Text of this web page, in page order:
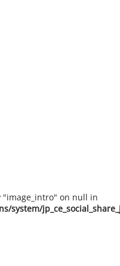
on null in
system/